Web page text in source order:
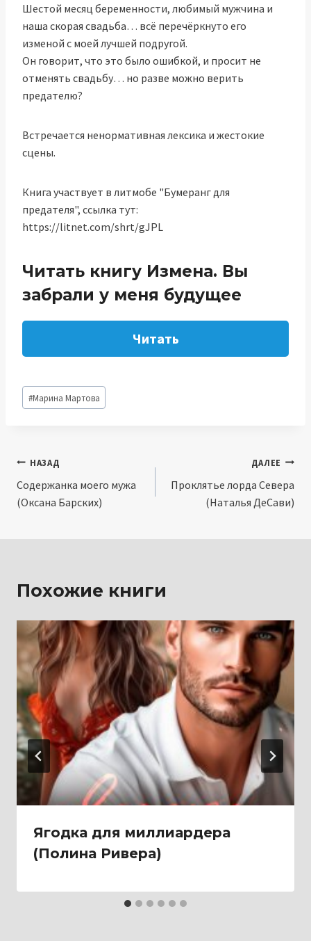
Шестой месяц беременности, любимый мужчина и
наша скорая свадьба… всё перечёркнуто его
изменой с моей лучшей подругой.
Он говорит, что это было ошибкой, и просит не
отменять свадьбу… но разве можно верить
предателю?
Встречается ненормативная лексика и жестокие
сцены.
Книга участвует в литмобе "Бумеранг для
предателя", ссылка тут:
https://litnet.com/shrt/gJPL
Читать книгу Измена. Вы
забрали у меня будущее
Читать
Метки
записи:
#Марина Мартова
Навигация
по
НАЗАД
Содержанка моего мужа
(Оксана Барских)
ДАЛЕЕ
Проклятье лорда Севера
(Наталья ДеСави)
Похожие книги
Ягодка для миллиардера
(Полина Ривера)